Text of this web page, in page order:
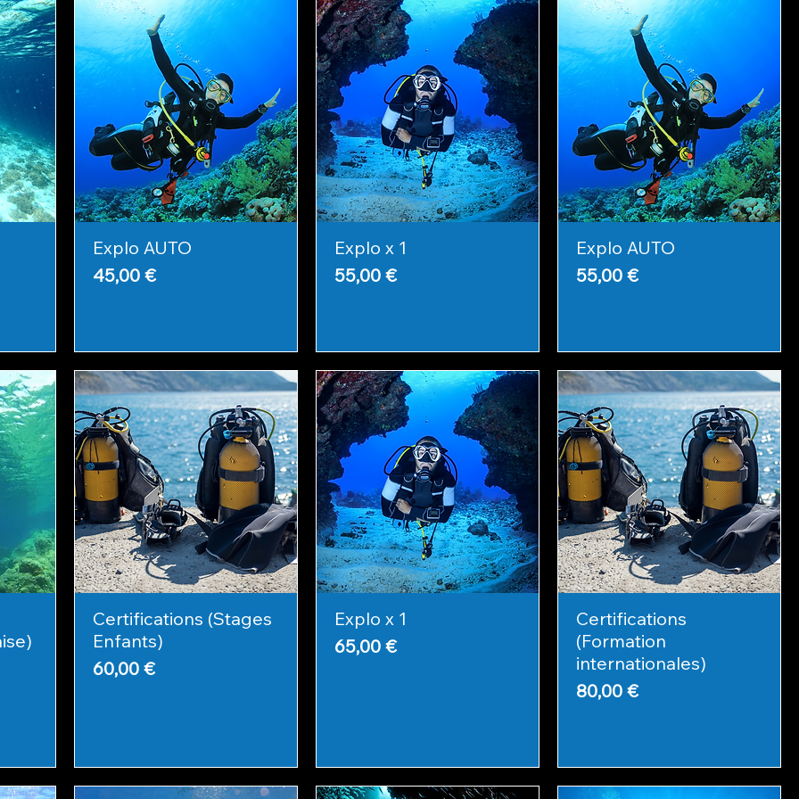
Explo AUTO
Prix
45,00 €
Explo x 1
Prix
55,00 €
Explo AUTO
Prix
55,00 €
Certifications (Stages
Enfants)
Prix
60,00 €
Explo x 1
Prix
65,00 €
Certifications
(Formation
internationales)
Prix
80,00 €